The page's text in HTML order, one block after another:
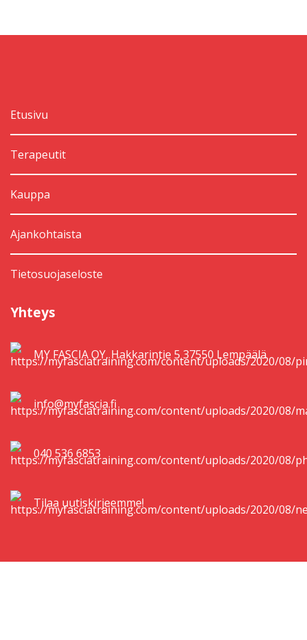
Etusivu
Terapeutit
Kauppa
Ajankohtaista
Tietosuojaseloste
Yhteys
MY FASCIA OY, Hakkarintie 5 37550 Lempäälä
info@myfascia.fi
040 536 6853
Tilaa uutiskirjeemme!